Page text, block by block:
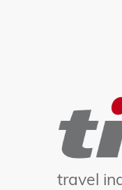
travel